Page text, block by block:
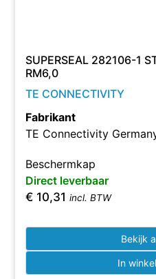
SUPERSEAL 282106-1
RM6,0
TE CONNECTIVITY
Fabrikant
TE Connectivity
Beschermkap
Direct leverbaar
€ 10,31 incl. BTW
Bekijk
In